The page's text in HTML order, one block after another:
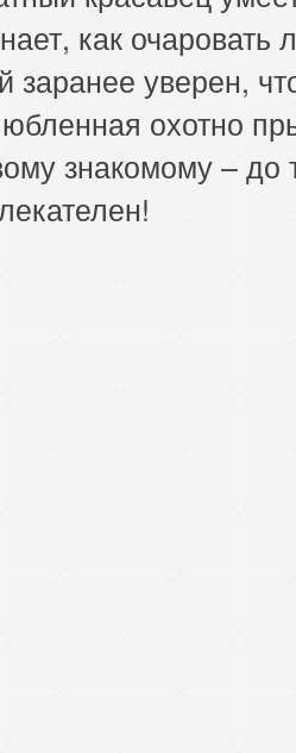
как очаровать
заранее уверен,
охотно
знакомому – до